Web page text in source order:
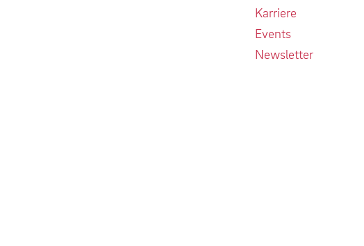
Karriere
Events
Newsletter